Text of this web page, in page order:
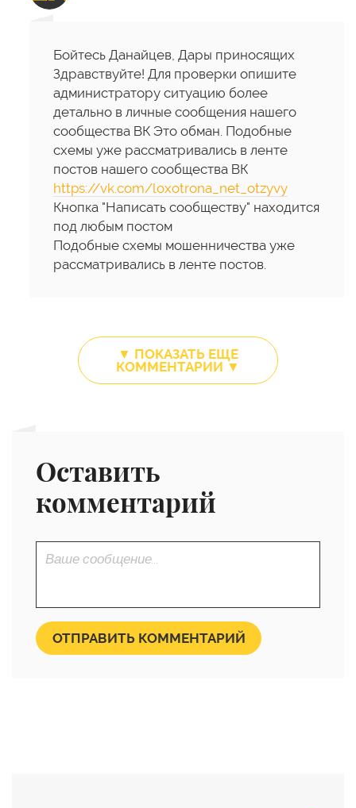
Бойтесь Данайцев, Дары приносящих
Здравствуйте! Для проверки опишите
администратору ситуацию более
детально в личные сообщения нашего
сообщества ВК Это обман. Подобные
схемы уже рассматривались в ленте
постов нашего сообщества ВК
https://vk.com/loxotrona_net_otzyvy
Кнопка "Написать сообществу" находится
под любым постом
Подобные схемы мошенничества уже
рассматривались в ленте постов.
▼ ПОКАЗАТЬ ЕЩЕ
КОММЕНТАРИИ ▼
Оставить
комментарий
ОТПРАВИТЬ КОММЕНТАРИЙ